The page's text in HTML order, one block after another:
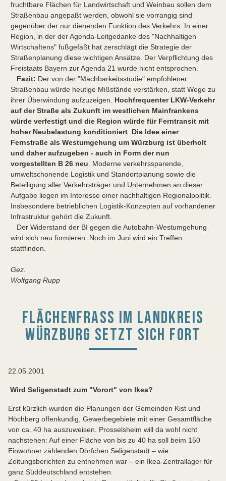
fruchtbare Flächen für Landwirtschaft und Weinbau sollen dem
Straßenbau angepaßt werden, obwohl sie vorrangig sind
gegenüber der nur dienenden Funktion des Verkehrs. In einer
Region, in der der Agenda-Leitgedanke des "Nachhaltigen
Wirtschaftens" fußgefaßt hat zerschlägt die Strategie der
Straßenplanung diese wichtigen Ansätze. Der Verpflichtung des
Freistaats Bayern zur Agenda 21 wurde nicht entsprochen.
Fazit: Der von der "Machbarkeitsstudie" empfohlener
Straßenbau würde heutige Mißstände verstärken, statt Wege zu
ihrer Überwindung aufzuzeigen.
Hochfrequenter LKW-Verkehr
auf der Straße als Zukunft im westlichen Mainfrankens
würde verfestigt und die Region würde für Ferntransit mit
hoher Neubelastung konditioniert Die Idee einer
Fernstraße als Westumgehung um Würzburg ist überholt
und daher aufzugeben - auch in Form der nun
vorgestellten B 26 neu . Moderne verkehrssparende,
umweltschonende Logistik und Standortplanung sowie die
Beteiligung aller Verkehrsträger und Unternehmen an dieser
Aufgabe liegen im Interesse einer nachhaltigen Regionalpolitik.
Insbesondere betrieblichen Logistik-Konzepten auf vorhandener
Infrastruktur gehört die Zukunft.
Der Widerstand der BI gegen die Autobahn-Westumgehung
wird sich neu formieren. Noch im Juni wird ein Treffen
stattfinden.
Gez.
Wolfgang Rupp
FLÄCHENFRASS IM LANDKREIS W
ÜRZBURG SETZT SICH FORT
22.05.2001
Wird Seligenstadt zum "Vorort" von Ikea?
Erst kürzlich wurden die Planungen der Gemeinden Kist und
Höchberg offenkundig, Gewerbegebiete mit einer Gesamtfläche
von ca. 40 ha auszuweisen. Prosselsheim will da wohl nicht
nachstehen: Auf einer Fläche von bis zu 40 ha soll beim 150
Einwohner zählenden Dörfchen Seligenstadt – wie
Zeitungsberichten zu entnehmen war – ein Ikea-Zentrallager für
ganz Süddeutschland entstehen.